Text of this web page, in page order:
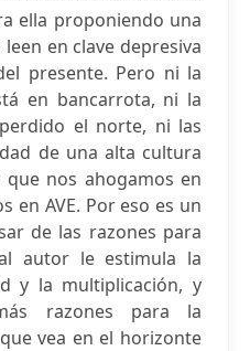
ella proponiendo una
en clave depresiva
presente. Pero ni la
en bancarrota, ni la
el norte, ni las
de una alta cultura
nos ahogamos en
en AVE. Por eso es un
de las razones para
autor le estimula la
y la multiplicación, y
razones para la
vea en el horizonte